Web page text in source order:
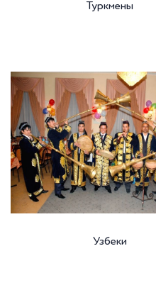
Туркмены
Узбеки